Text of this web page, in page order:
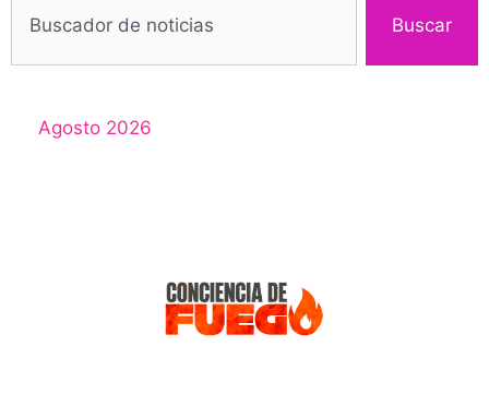
Buscar
Agosto 2026